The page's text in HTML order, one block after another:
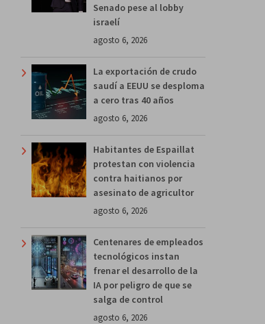
Senado pese al lobby
israelí
agosto 6, 2026
La exportación de crudo
saudí a EEUU se desploma
a cero tras 40 años
agosto 6, 2026
Habitantes de Espaillat
protestan con violencia
contra haitianos por
asesinato de agricultor
agosto 6, 2026
Centenares de empleados
tecnológicos instan
frenar el desarrollo de la
IA por peligro de que se
salga de control
agosto 6, 2026